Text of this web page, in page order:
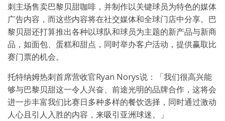
刺主场售卖巴黎贝甜咖啡，并制作以关键球员为特色的媒体
广告内容，而这些内容将在社交媒体和全球门店中分享。巴
黎贝甜还打算推出各种以球队和球员为主题的新产品与新商
品，如面包、蛋糕和甜点，同时举办客户活动，提供赢取比
赛门票的机会。
托特纳姆热刺首席营收官Ryan Norys说：「我们很高兴能
够与巴黎贝甜这一令人兴奋、前途光明的品牌合作，这将会
进一步丰富我们比赛日多种多样的餐饮选择，同时通过激动
人心且引人入胜的内容，来吸引亚洲球迷。」